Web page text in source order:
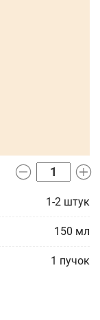
1-2 штук
150 мл
1 пучок